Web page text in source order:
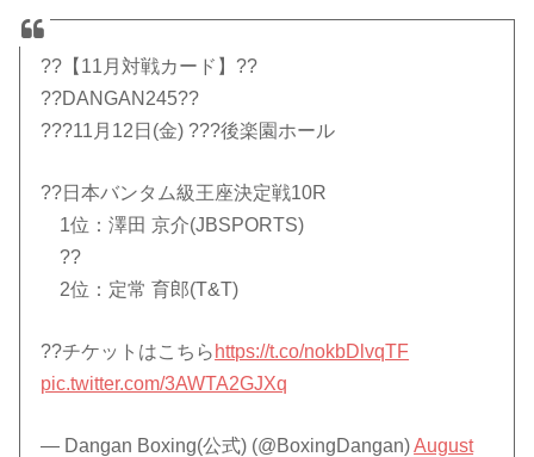
??【11月対戦カード】??
??DANGAN245??
???11月12日(金) ???後楽園ホール
??日本バンタム級王座決定戦10R
1位：澤田 京介(JBSPORTS)
??
2位：定常 育郎(T&T)
??チケットはこちら https://t.co/nokbDlvqTF
pic.twitter.com/3AWTA2GJXq
— Dangan Boxing(公式) (@BoxingDangan)August